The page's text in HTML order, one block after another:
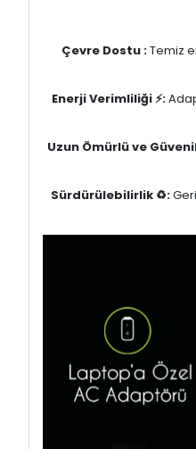
Çevre Dostu :Temiz
Enerji Verimliliği ⚡:
Uzun Ömürlü ve
Sürdürülebilirlik ♻️: